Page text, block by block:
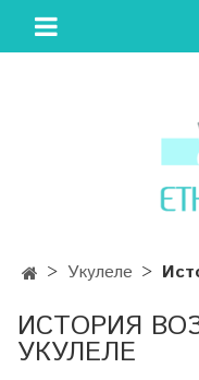
Укулеле
ИСТОРИЯ
УКУЛЕЛЕ